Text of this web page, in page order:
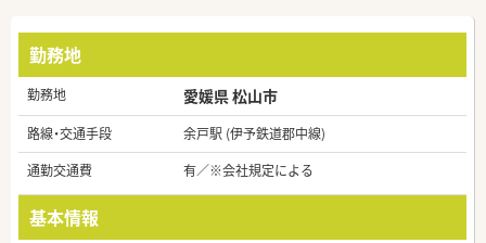
勤務地
勤務地 愛媛県 松山市
路線・交通手段
余戸駅 (伊予鉄道郡中線)
通勤交通費
有／※会社規定による
基本情報